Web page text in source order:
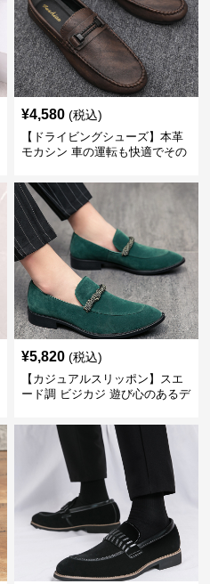
¥4,580 (税込)
【ドライビングシューズ】本革
モカシン 車の運転も快適でその
¥5,820 (税込)
【カジュアルスリッポン】スエ
ード調 ビジカジ 遊び心のあるデ
表現